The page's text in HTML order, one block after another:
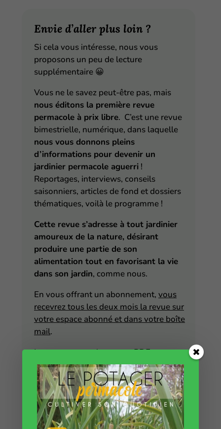
Envie d’aller plus loin ?
Si cela vous intéresse, nous vous
proposons un peu de lecture
supplémentaire 😀
Vous ne le savez peut-être pas, mais
nous éditons la première revue
permacole à prix libre. C’est une revue
bimestrielle, numérique, dans laquelle
nous vous donnons pleins
d’informations pour devenir un
jardinier permacole aguerri !
Reportages, interviews, conseils
saisonniers, articles de fond et dossiers
thématiques, voilà le programme !
Cette revue s’adresse à tout jardinier
amoureux de la nature, désirant
produire une partie de son
alimentation tout en favorisant la vie
dans son jardin, comme nous.
En vous offrant un abonnement, vous
recevrez tous les deux mois la revue sur
votre espace abonné et dans votre boîte
mail.
La revue est un document PDF
d’environ 80 pages qui regroupe de
nombreux articles exclusifs sur la
permaculture et le jardinage naturel.
Comment gagner du temps, cultiver
les bonnes plantes, faire les bonnes
associations, adopter les bons